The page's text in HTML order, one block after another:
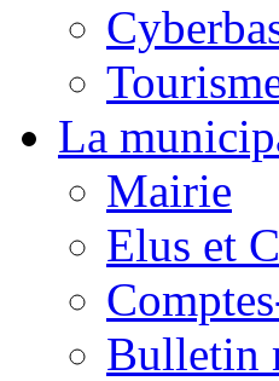
La
Mairie
Elus et
Bulletin